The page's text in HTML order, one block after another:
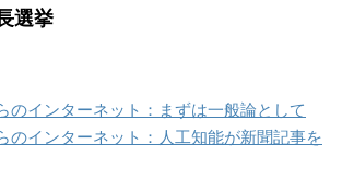
選挙
のインターネット：まずは一般論として
のインターネット：人工知能が新聞記事を